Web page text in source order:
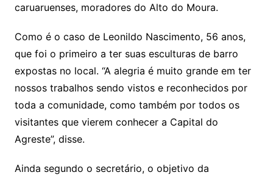
caruaruenses, moradores do Alto do Moura.
Como é o caso de Leonildo Nascimento, 56 anos,
que foi o primeiro a ter suas esculturas de barro
expostas no local. “A alegria é muito grande em ter
nossos trabalhos sendo vistos e reconhecidos por
toda a comunidade, como também por todos os
visitantes que vierem conhecer a Capital do
Agreste”, disse.
Ainda segundo o secretário, o objetivo da